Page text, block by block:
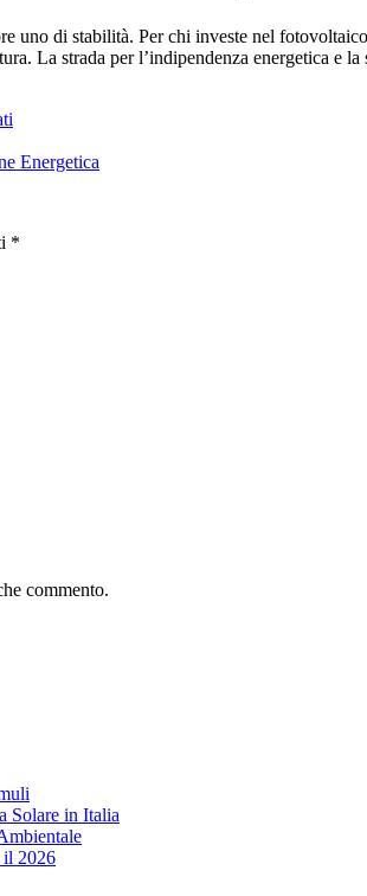
di stabilità. Per chi investe nel
La strada per l’indipendenza energetica e
Energetica
*
commento.
Solare in Italia
il 2026